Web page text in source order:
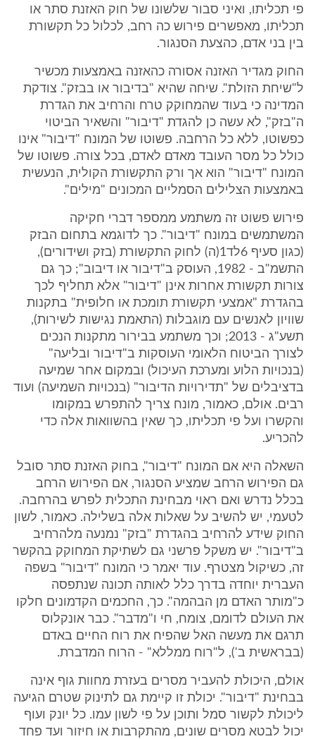
פי תכליתו, ואיני סבור שלשונו של חוק האזנת סתר או
תכליתו, מאפשרים פירוש כה רחב, לכלול כל תקשורת
בין בני אדם, כהצעת הסנגור.
החוק מגדיר האזנה אסורה כהאזנה באמצעות מכשיר
ל"שיחת הזולת". שיחה שהיא "בדיבור או בבזק". צודקת
המדינה כי בעוד שהמחוקק טרח והרחיב את הגדרת
ה"בזק", לא עשה כן להגדת "דיבור" והשאיר הביטוי
כפשוטו, ללא כל הרחבה. פשוטו של המונח "דיבור" אינו
כולל כל מסר העובד מאדם לאדם, בכל צורה. פשוטו של
המונח "דיבור" הוא אך ורק התקשורת הקולית, הנעשית
באמצעות הצלילים הסמליים המכונים "מילים".
פירוש פשוט זה משתמע ממספר דברי חקיקה
המשתמשים במונח "דיבור". כך לדוגמא בתחום הבזק
(כגון סעיף 6לד1(ה) לחוק התקשורת (בזק ושידורים),
התשמ"ב - 1982, העוסק ב"דיבור או דיבוב"; כך גם
צורות תקשורת אחרות אינן "דיבור" אלא תחליף לכך
בהגדרת "אמצעי תקשורת תומכת או חלופית" בתקנות
שוויון לאנשים עם מוגבלות (התאמת נגישות לשירות),
תשע"ג - 2013; וכך משתמע בבירור מתקנות הנכים
לצורך הביטוח הלאומי העוסקות ב"דיבור ובליעה"
(בנכויות הלוע ומערכת העיכול) ובמקום אחר שמיעה
בדציבלים של "תדירויות הדיבור" (בנכויות השמיעה) ועוד
רבים. אולם, כאמור, מונח צריך להתפרש במקומו
והקשרו ועל פי תכליתו, כך שאין בהשוואות אלה כדי
להכריע.
השאלה היא אם המונח "דיבור", בחוק האזנת סתר סובל
גם הפירוש הרחב שמציע הסנגור, אם הפירוש הרחב
בכלל נדרש ואם ראוי מבחינת התכלית לפרש בהרחבה.
לטעמי, יש להשיב על שאלות אלה בשלילה. כאמור, לשון
החוק שידע להרחיב בהגדרת "בזק" נמנעה מלהרחיב
ב"דיבור". יש משקל פרשני גם לשתיקת המחוקק בהקשר
זה, כשיקול מצטרף. עוד יאמר כי המונח "דיבור" בשפה
העברית יוחדה בדרך כלל לאותה תכונה שנתפסה
כ"מותר האדם מן הבהמה". כך, החכמים הקדמונים חלקו
את העולם לדומם, צומח, חי ו"מדבר". כבר אונקלוס
תרגם את מעשה האל שהפיח את רוח החיים באדם
(בבראשית ב'), ל"רוח ממללא" - הרוח המדברת.
אולם, היכולת להעביר מסרים בעזרת מחוות גוף אינה
בבחינת "דיבור". יכולת זו קיימת גם לתינוק שטרם הגיעה
ליכולת לקשור סמל ותוכן על פי לשון עמו. כל יונק ועוף
יכול לבטא מסרים שונים, מהתקרבות או חיזור ועד פחד